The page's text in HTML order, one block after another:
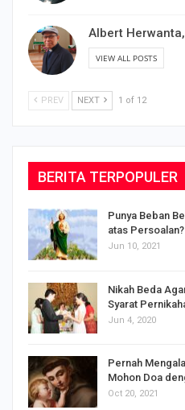
Albert
VIEW ALL POSTS
PREV NEXT 1 of 12
BERITA TERPOPULER
Punya Beban
atas
Jun 10, 2021
Nikah Beda
Syarat
Jun 4, 2020
Pernah
Mohon Doa
Oct 20, 2021